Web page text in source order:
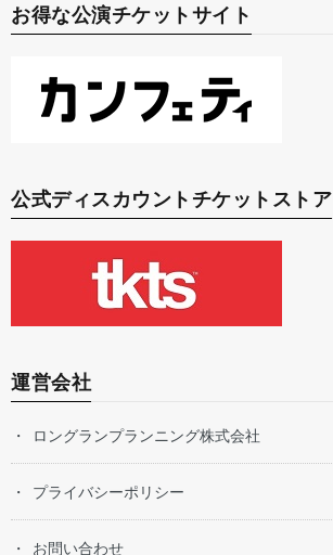
お得な公演チケットサイト
公式ディスカウントチケットストア
運営会社
ロングランプランニング株式会社
プライバシーポリシー
お問い合わせ